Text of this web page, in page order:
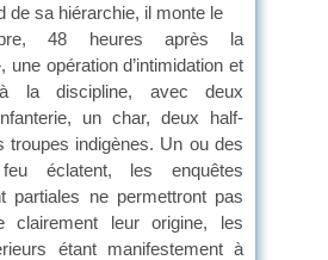
de sa hiérarchie, il monte le
48 heures après la
une opération d’intimidation et
la discipline, avec deux
un char, deux half-
troupes indigènes. Un ou des
éclatent, les enquêtes
partiales ne permettront pas
clairement leur origine, les
étant manifestement à